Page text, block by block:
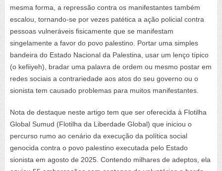
mesma forma, a repressão contra os manifestantes também
escalou, tornando-se por vezes patética a ação policial contra
pessoas vulneráveis fisicamente que se manifestam
singelamente a favor do povo palestino. Portar uma simples
bandeira do Estado Nacional da Palestina, usar um lenço típico
(o kefiiyeh), bradar uma palavra de ordem ou mesmo postar em
redes sociais a contrariedade aos atos do seu governo ou o
sionista tem causado problemas para muitos manifestantes.
Nota de destaque neste artigo tem que ser oferecida à Flotilha
Global Sumud (Flotilha da Liberdade Global) que iniciou o
percurso rumo ao cenário da execução da política social
genocida contra o povo palestino executada pelo Estado
sionista em agosto de 2025. Contendo milhares de adeptos, ela